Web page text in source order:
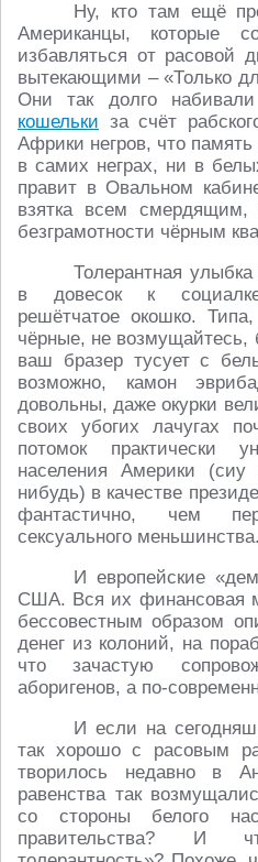
Ну, кто там ещё
Американцы, которые
избавляться от расовой
вытекающими – «Только
Они так долго
кошельки за счёт
Африки негров, что
в самих неграх, ни в
правит в Овальном
взятка всем
безграмотности чёрным
Толерантная
в довесок к
решётчатое окошко.
чёрные, не возмущайтесь,
ваш бразер тусует с
возможно, камон
довольны, даже окурки
своих убогих лачугах
потомок практически
населения Америки
нибудь) в качестве
фантастично, чем
сексуального
И европейские
США. Вся их финансовая
бессовестным образом
денег из колоний, на
что зачастую
аборигенов, а по-
И если на
так хорошо с расовым
творилось недавно в
равенства так
со стороны белого
правительства? И